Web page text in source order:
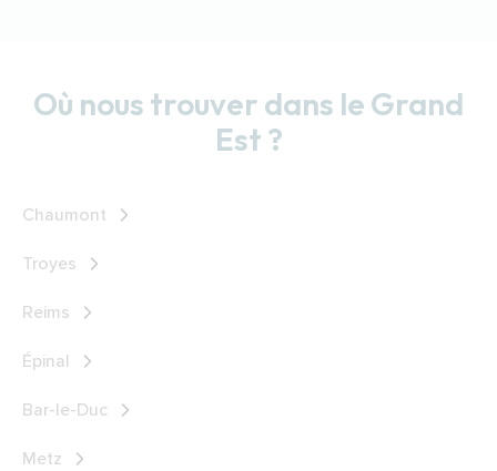
Où nous trouver dans le Grand
Est ?
Chaumont
Troyes
Reims
Épinal
Bar-le-Duc
Metz